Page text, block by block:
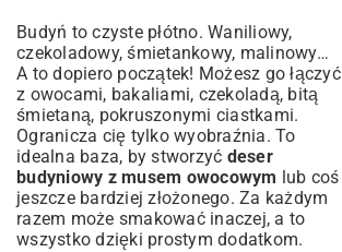
Budyń to czyste płótno. Waniliowy,
czekoladowy, śmietankowy, malinowy…
A to dopiero początek! Możesz go łączyć
z owocami, bakaliami, czekoladą, bitą
śmietaną, pokruszonymi ciastkami.
Ogranicza cię tylko wyobraźnia. To
idealna baza, by stworzyć deser
budyniowy z musem owocowym lub coś
jeszcze bardziej złożonego. Za każdym
razem może smakować inaczej, a to
wszystko dzięki prostym dodatkom.